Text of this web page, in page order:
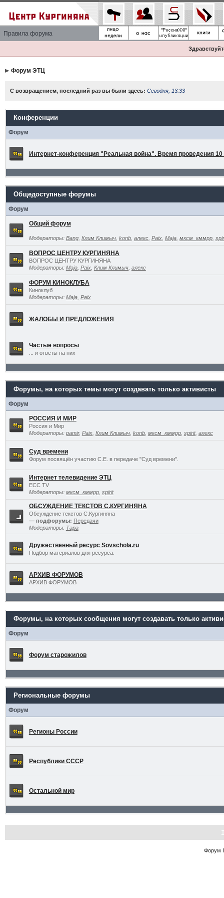
Правила форума
Форум ЭТЦ
С возвращением, последний раз вы были здесь: Сегодня, 13:33
Конференции
Форум
Интернет-конференция "Реальная война". Время проведения 10
Общедоступные форумы
Форум
Общий форум
Модераторы: Bang, Клим Климыч, konb, алекс, Paix, Maja, мксм_кммрр,
ВОПРОС ЦЕНТРУ КУРГИНЯНА
ВОПРОС ЦЕНТРУ КУРГИНЯНА
Модераторы: Maja, Paix, Клим Климыч, алекс
ФОРУМ КИНОКЛУБА
Киноклуб
Модераторы: Maja, Paix
ЖАЛОБЫ И ПРЕДЛОЖЕНИЯ
Частые вопросы
... и ответы на них
Форумы, на которых темы могут создавать только активисты
Форум
РОССИЯ И МИР
Россия и Мир
Модераторы: pamir, Paix, Клим Климыч, konb, мксм_кммрр, spirit, алекс
Суд времени
Форум посвящён участию С.Е. в передаче "Суд времени".
Интернет телевидение ЭТЦ
ECC TV
Модераторы: мксм_кммрр, spirit
ОБСУЖДЕНИЕ ТЕКСТОВ С.КУРГИНЯНА
Обсуждение текстов С.Кургиняна
— подфорумы: Передачи
Модераторы: Тара
Дружественный ресурс Sovschola.ru
Подбор материалов для ресурса.
АРХИВ ФОРУМОВ
АРХИВ ФОРУМОВ
Форумы, на которых сообщения могут создавать только
Форум
Форум старожилов
Региональные форумы
Форум
Регионы России
Республики СССР
Остальной мир
Форум